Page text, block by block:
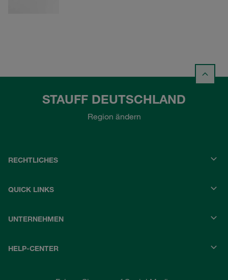
STAUFF DEUTSCHLAND
Region ändern
RECHTLICHES
QUICK LINKS
UNTERNEHMEN
HELP-CENTER